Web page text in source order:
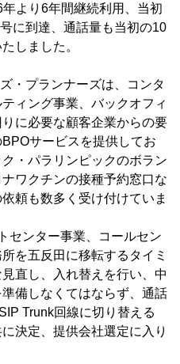
年より6年間継続利用、当初
に到達、通話量も当初の10
しました。
・プランナーズは、コンタ
ィング事業、バックオフィ
に必要な顧客企業からの要
サービスを提供してお
・パラリンピックのボラン
ワクチンの接種予約窓口な
頼も数多く受け付けていま
センター事業、コールセン
を五反田に移転するタイミ
直し、入れ替えを行い、中
備しなくてはならず、通話
Trunk回線に切り替える
決定、提供会社選定に入り